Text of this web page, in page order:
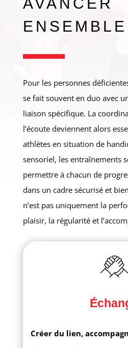
AVANCER
ENSEMBLE
Pour les personnes
se fait souvent en duo avec
liaison spécifique. La
l’écoute deviennent alors
athlètes en situation de
sensoriel, les entraînements
permettre à chacun de
dans un cadre sécurisé et
n’est pas uniquement la
plaisir, la régularité et
Créer du lien,